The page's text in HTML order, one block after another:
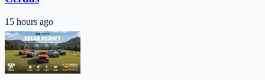
15 hours ago